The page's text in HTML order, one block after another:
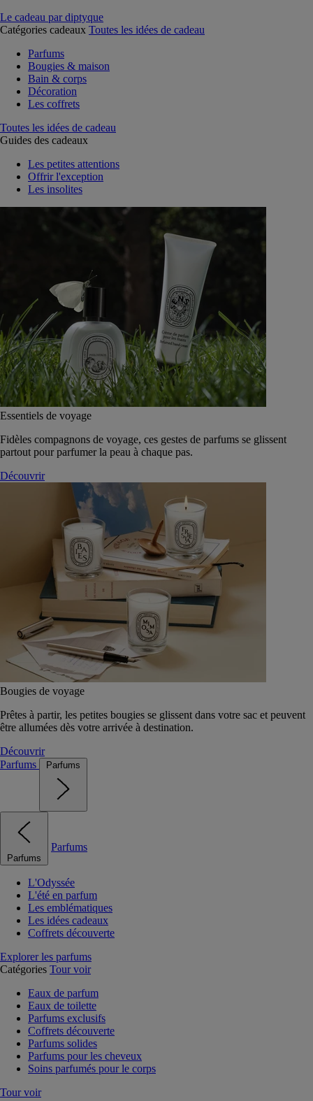
Le cadeau par diptyque
Catégories cadeaux Toutes les idées de cadeau
Parfums
Bougies & maison
Bain & corps
Décoration
Les coffrets
Toutes les idées de cadeau
Guides des cadeaux
Les petites attentions
Offrir l'exception
Les insolites
Essentiels de voyage
Fidèles compagnons de voyage, ces gestes de parfums se glissent
partout pour parfumer la peau à chaque pas.
Découvrir
Bougies de voyage
Prêtes à partir, les petites bougies se glissent dans votre sac et peuvent
être allumées dès votre arrivée à destination.
Découvrir
Parfums
Parfums
Parfums
Parfums
L'Odyssée
L'été en parfum
Les emblématiques
Les idées cadeaux
Coffrets découverte
Explorer les parfums
Catégories Tour voir
Eaux de parfum
Eaux de toilette
Parfums exclusifs
Coffrets découverte
Parfums solides
Parfums pour les cheveux
Soins parfumés pour le corps
Tour voir